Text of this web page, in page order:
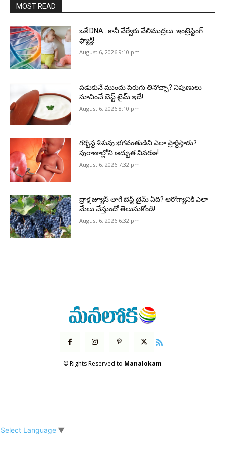
MOST READ
ఒకే DNA.. కానీ వేర్వేరు వేలిముద్రలు..ఇంట్రెస్టింగ్
ఫ్యాక్ట్!
August 6, 2026 9:10 pm
పడుకునే ముందు పెరుగు తినొచ్చా? నిపుణులు
సూచించే బెస్ట్ టైమ్ ఇదే!
August 6, 2026 8:10 pm
గర్భస్థ శిశువు భగవంతుడిని ఎలా ప్రార్థిస్తాడు?
పురాణాల్లోని అద్భుత వివరణ!
August 6, 2026 7:32 pm
ద్రాక్ష జ్యూస్ తాగే బెస్ట్ టైమ్ ఏది? ఆరోగ్యానికి ఎలా
మేలు చేస్తుందో తెలుసుకోండి!
August 6, 2026 6:32 pm
© Rights Reserved to Manalokam
Select Language ▼